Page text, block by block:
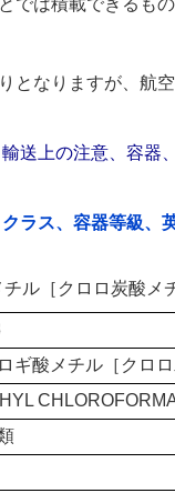
では積載できるも
となりますが、航
送上の注意、容器
ラス、容器等級、
ル［クロロ炭酸メ
ギ酸メチル［クロ